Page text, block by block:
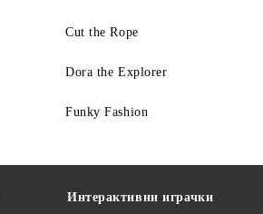
Cut the Rope
Dora the Explorer
Funky Fashion
Интерактивни играчки